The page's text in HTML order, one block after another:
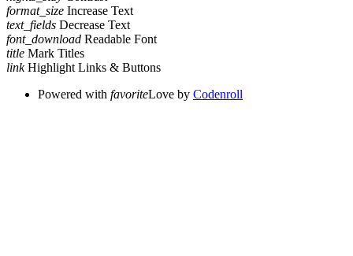
format_size Increase Text
text_fields Decrease Text
font_download Readable Font
title Mark Titles
link Highlight Links & Buttons
Powered with favoriteLove by Codenroll